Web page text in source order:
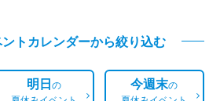
トカレンダーから絞り込む
明日の
今週末の